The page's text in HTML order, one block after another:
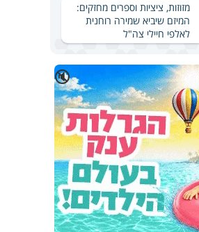
מזוזות, ציציות וספרים מחזקים:
המיזם שיביא שמירה רוחנית
לאלפי חיילי צה"ל
🔇